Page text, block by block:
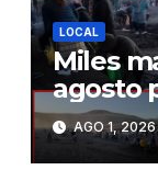
LOCAL
Miles
agosto
realizar
AGO 1, 2026